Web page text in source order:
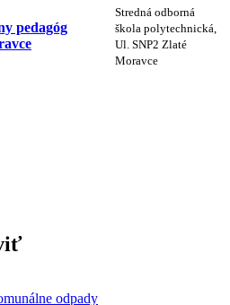
pedagóg
Stredná odborná
škola polytechnická,
Ul. SNP2 Zlaté
Moravce
odpady